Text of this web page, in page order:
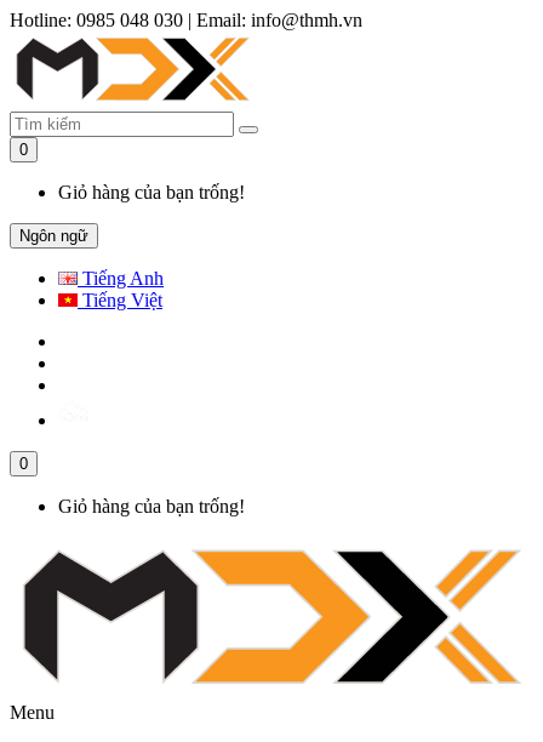
Hotline: 0985 048 030 | Email: info@thmh.vn
0
Giỏ hàng của bạn trống!
Ngôn ngữ
Tiếng Anh
Tiếng Việt
0
Giỏ hàng của bạn trống!
Menu